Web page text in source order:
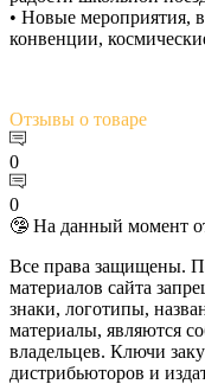
• Новые мероприятия,
конвенции,
Отзывы о товаре
0
0
🤥 На данный момент
Все права защищены.
материалов сайта
знаки, логотипы,
материалы, являются
владельцев. Ключи
дистрибьюторов и